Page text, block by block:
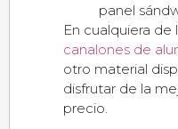
panel
En cualquiera de
canalones de
otro material
disfrutar de la
precio.